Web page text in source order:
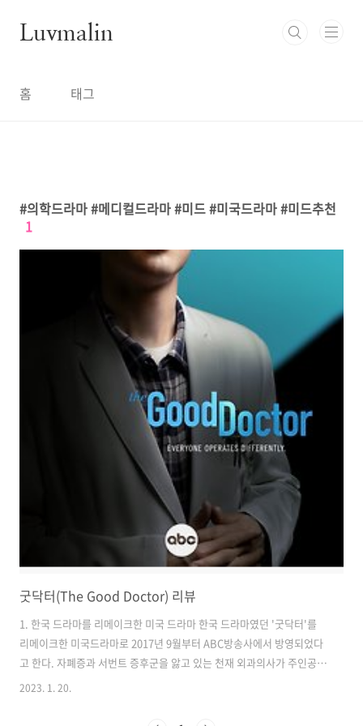
Luvmalin
홈 태그
의학드라마 #메디컬드라마 #미드 #미국드라마 #미드추천
1
굿닥터(The Good Doctor) 리뷰
1. 한국 드라마를 리메이크한 미국 드라마 한국 드라마였던 '굿닥터'를
리메이크한 미국드라마로 2017년 9월부터 ABC방송사에서 방영되었다
고 한다. 자폐증과 서번트 증후군을 앓고 있는 천재 외과의사가 주인공인
작품으로 한국에서도 꽤 인기를 모았던 드라마였다. 한국에서는 '주
훨씬 역할에 어울린다는 느낌을 받았다. 표정이나 제스처등이 프레디 하
2023. 1. 20.